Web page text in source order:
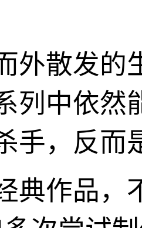
外散发的
列中依然
手，反而
典作品，